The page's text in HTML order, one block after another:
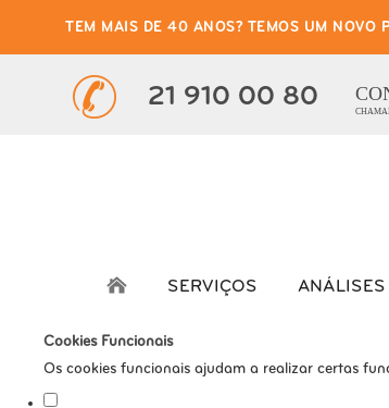
Defina as suas
Este website utiliza cookies estritamente necessários,
Consulte a nossa
Os cookies necessários são cruciais para as
Os cookies analíticos são usados para entender
tráfego, etc.
Cookies Funcionais
Os cookies funcionais ajudam a realizar certas
TEM MAIS DE 40 ANOS? TEMOS UM NOVO
21 910 00 80
SERVIÇOS ANÁLISES